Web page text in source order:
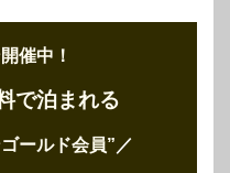
催中！
で泊まれる
ールド会員” ／